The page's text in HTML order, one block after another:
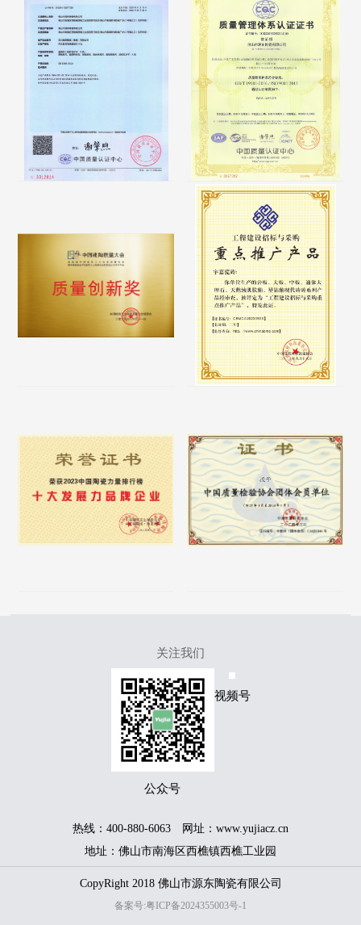
质量管理体系
关注我们
公众号
视频号
热线：400-880-6063 网址：www.yujiacz.cn
地址：佛山市南海区西樵镇西樵工业园
CopyRight 2018 佛山市源东陶瓷有限公司
备案号:粤ICP备2024355003号-1